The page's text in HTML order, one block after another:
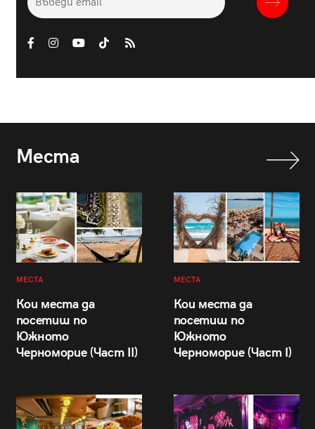
Места
МЕСТА
Кои места да
посетиш по
Южното
Черноморие (Част II)
МЕСТА
Кои места да
посетиш по
Южното
Черноморие (Част I)